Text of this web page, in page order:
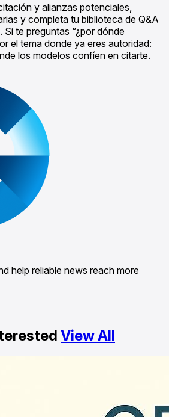
y alianzas potenciales,
y completa tu biblioteca de Q&A
te preguntas “¿por dónde
el tema donde ya eres autoridad:
los modelos confíen en citarte.
help reliable news reach more
View All